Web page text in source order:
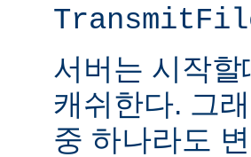
서버는 시작
캐쉬한다. 그
중 하나라도